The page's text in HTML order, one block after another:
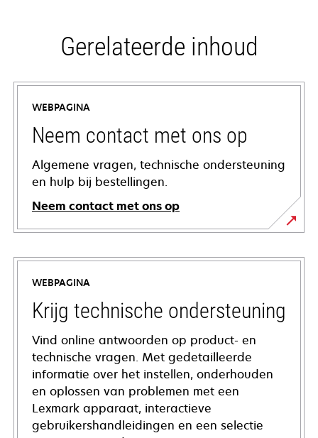
Gerelateerde inhoud
WEBPAGINA
Neem contact met ons op
Algemene vragen, technische ondersteuning
en hulp bij bestellingen.
Neem contact met ons op
WEBPAGINA
Krijg technische ondersteuning
Vind online antwoorden op product- en
technische vragen. Met gedetailleerde
informatie over het instellen, onderhouden
en oplossen van problemen met een
Lexmark apparaat, interactieve
gebruikershandleidingen en een selectie